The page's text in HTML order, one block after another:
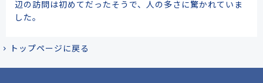
辺の訪問は初めてだったそうで、人の多さに驚かれていま
した。
トップページに戻る